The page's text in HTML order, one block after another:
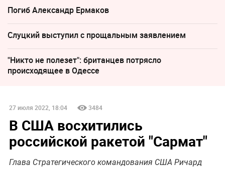
Погиб Александр Ермаков
Слуцкий выступил с прощальным заявлением
"Никто не полезет": британцев потрясло
происходящее в Одессе
27 июля 2022, 18:04 3484
В США восхитились
российской ракетой "Сармат"
Глава Стратегического командования США Ричард